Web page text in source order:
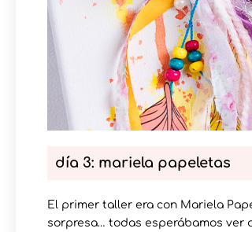
día 3: mariela papeletas
El primer taller era con Mariela
sorpresa… todas esperábamos ver